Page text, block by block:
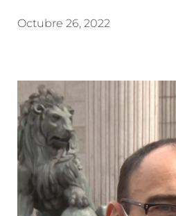
Octubre 26, 2022